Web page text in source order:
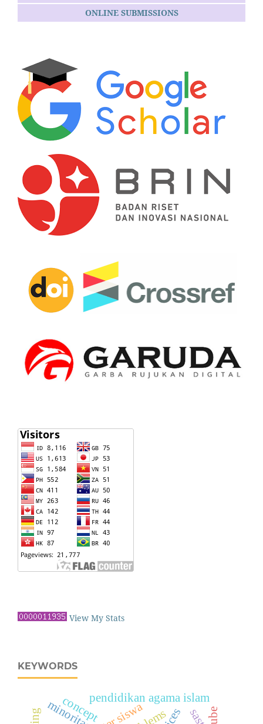
ONLINE SUBMISSIONS
View My Stats
KEYWORDS
pendidikan agama islam
minoritas
concept